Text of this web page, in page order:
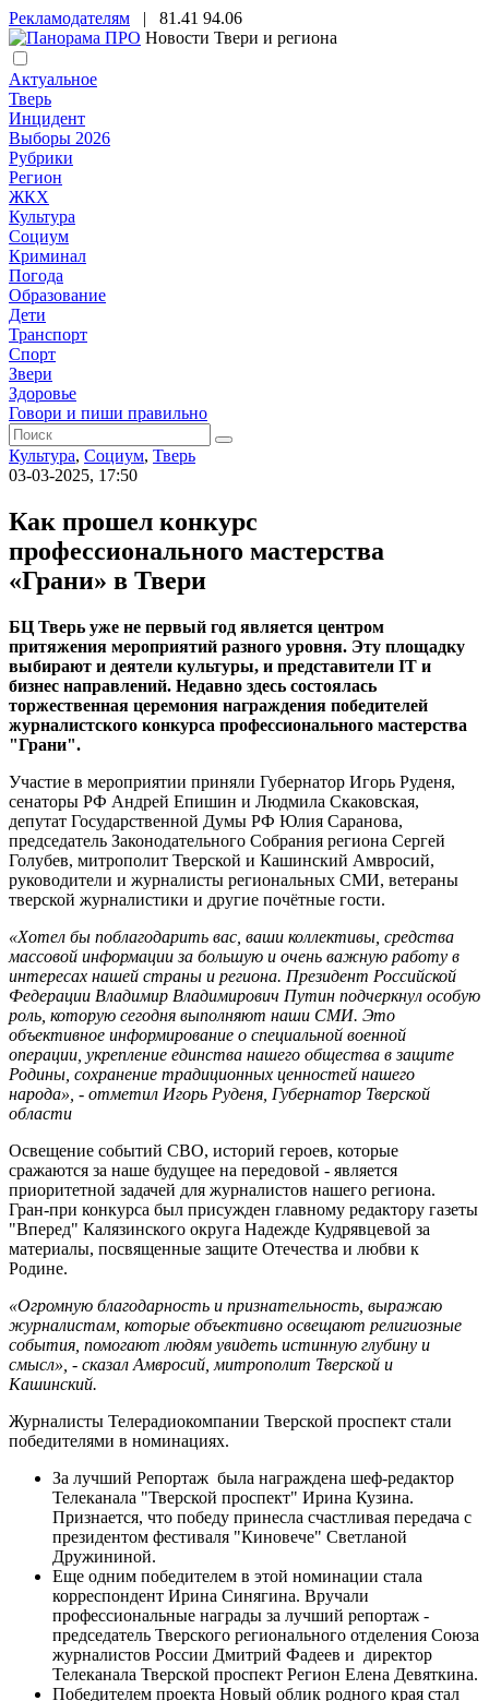
Рекламодателям | 81.41 94.06
Новости Твери и региона
Актуальное
Тверь
Инцидент
Выборы 2026
Рубрики
Регион
ЖКХ
Культура
Социум
Криминал
Погода
Образование
Дети
Транспорт
Спорт
Звери
Здоровье
Говори и пиши правильно
Культура, Социум, Тверь
03-03-2025, 17:50
Как прошел конкурс
профессионального мастерства
«Грани» в Твери
БЦ Тверь уже не первый год является центром
притяжения мероприятий разного уровня. Эту площадку
выбирают и деятели культуры, и представители IT и
бизнес направлений. Недавно здесь состоялась
торжественная церемония награждения победителей
журналистского конкурса профессионального мастерства
"Грани".
Участие в мероприятии приняли Губернатор Игорь Руденя,
сенаторы РФ Андрей Епишин и Людмила Скаковская,
депутат Государственной Думы РФ Юлия Саранова,
председатель Законодательного Собрания региона Сергей
Голубев, митрополит Тверской и Кашинский Амвросий,
руководители и журналисты региональных СМИ, ветераны
тверской журналистики и другие почётные гости.
«Хотел бы поблагодарить вас, ваши коллективы, средства
массовой информации за большую и очень важную работу в
интересах нашей страны и региона. Президент Российской
Федерации Владимир Владимирович Путин подчеркнул особую
роль, которую сегодня выполняют наши СМИ. Это
объективное информирование о специальной военной
операции, укрепление единства нашего общества в защите
Родины, сохранение традиционных ценностей нашего
народа», - отметил Игорь Руденя, Губернатор Тверской
области
Освещение событий СВО, историй героев, которые
сражаются за наше будущее на передовой - является
приоритетной задачей для журналистов нашего региона.
Гран-при конкурса был присужден главному редактору газеты
"Вперед" Калязинского округа Надежде Кудрявцевой за
материалы, посвященные защите Отечества и любви к
Родине.
«Огромную благодарность и признательность, выражаю
журналистам, которые объективно освещают религиозные
события, помогают людям увидеть истинную глубину и
смысл», - сказал Амвросий, митрополит Тверской и
Кашинский.
Журналисты Телерадиокомпании Тверской проспект стали
победителями в номинациях.
За лучший Репортаж была награждена шеф-редактор
Телеканала "Тверской проспект" Ирина Кузина.
Признается, что победу принесла счастливая передача с
президентом фестиваля "Киновече" Светланой
Дружининой.
Еще одним победителем в этой номинации стала
корреспондент Ирина Синягина. Вручали
профессиональные награды за лучший репортаж -
председатель Тверского регионального отделения Союза
журналистов России Дмитрий Фадеев и директор
Телеканала Тверской проспект Регион Елена Девяткина.
Победителем проекта Новый облик родного края стал